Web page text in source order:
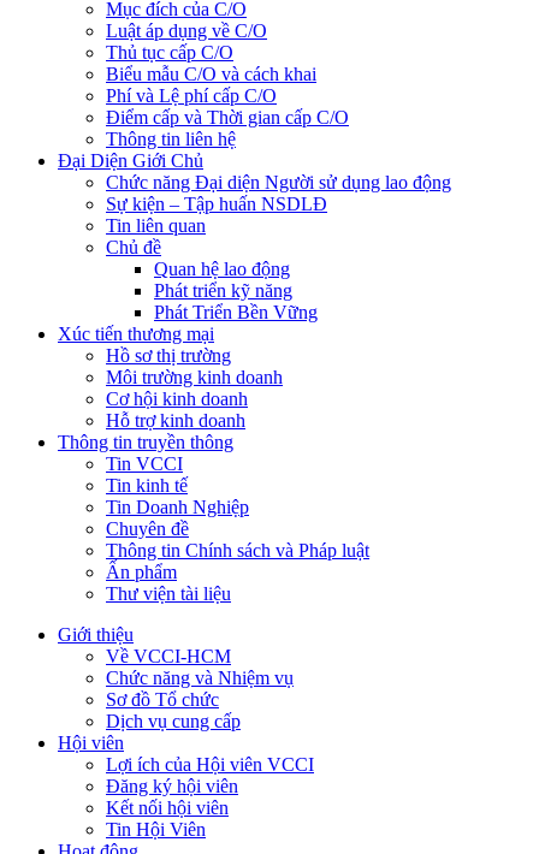
Mục đích của C/O
Luật áp dụng về C/O
Thủ tục cấp C/O
Biểu mẫu C/O và cách khai
Phí và Lệ phí cấp C/O
Điểm cấp và Thời gian cấp C/O
Thông tin liên hệ
Đại Diện Giới Chủ
Chức năng Đại diện Người sử dụng lao động
Sự kiện – Tập huấn NSDLĐ
Tin liên quan
Chủ đề
Quan hệ lao động
Phát triển kỹ năng
Phát Triển Bền Vững
Xúc tiến thương mại
Hồ sơ thị trường
Môi trường kinh doanh
Cơ hội kinh doanh
Hỗ trợ kinh doanh
Thông tin truyền thông
Tin VCCI
Tin kinh tế
Tin Doanh Nghiệp
Chuyên đề
Thông tin Chính sách và Pháp luật
Ấn phẩm
Thư viện tài liệu
Giới thiệu
Về VCCI-HCM
Chức năng và Nhiệm vụ
Sơ đồ Tổ chức
Dịch vụ cung cấp
Hội viên
Lợi ích của Hội viên VCCI
Đăng ký hội viên
Kết nối hội viên
Tin Hội Viên